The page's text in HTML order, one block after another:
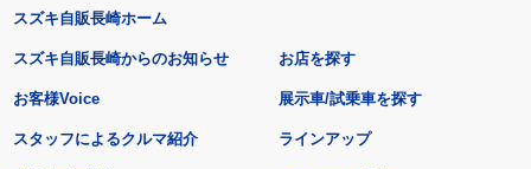
スズキ自販長崎ホーム
スズキ自販長崎からのお知らせ
お客様Voice
スタッフによるクルマ紹介
お店を探す
展示車/試乗車を探す
ラインアップ